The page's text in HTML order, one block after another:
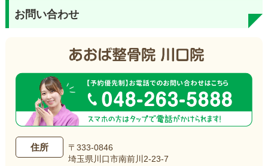
お問い合わせ
住所
〒333-0846
埼玉県川口市南前川2-23-7